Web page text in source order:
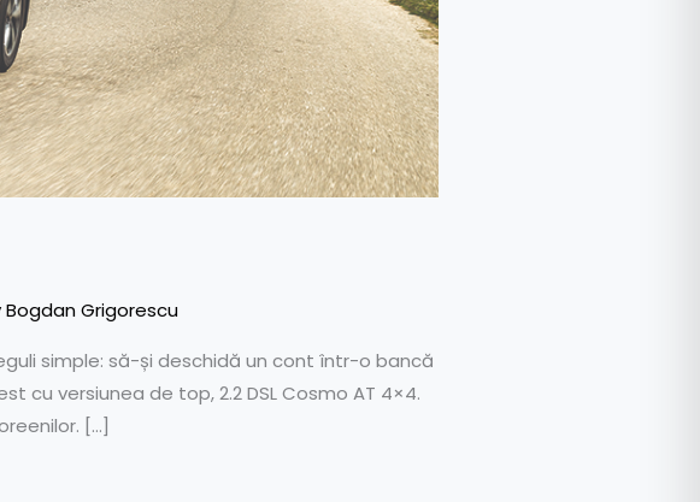
Bogdan Grigorescu
simple: să-și deschidă un cont într-o bancă
cu versiunea de top, 2.2 DSL Cosmo AT 4×4.
[…]